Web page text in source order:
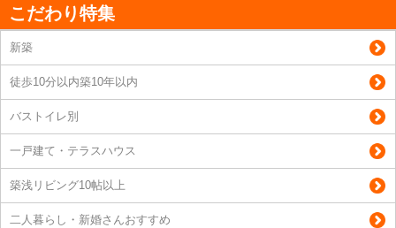
こだわり特集
新築
徒歩10分以内築10年以内
バストイレ別
一戸建て・テラスハウス
築浅リビング10帖以上
二人暮らし・新婚さんおすすめ